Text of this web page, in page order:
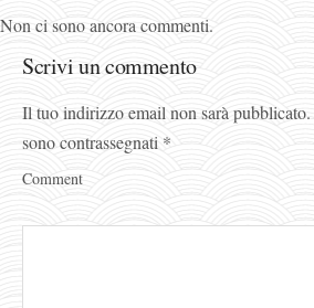
Non ci sono ancora commenti.
Scrivi un commento
Il tuo indirizzo email non sarà pubblicato.
sono contrassegnati *
Comment